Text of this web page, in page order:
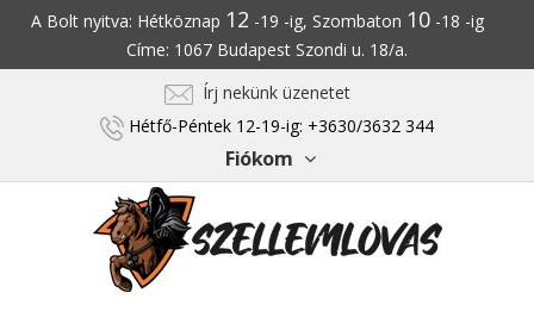
A Bolt nyitva: Hétköznap 12 -19 -ig, Szombaton 10 -18 -ig
Címe: 1067 Budapest Szondi u. 18/a.
Írj nekünk üzenetet
Hétfő-Péntek 12-19-ig: +3630/3632 344
Fiókom